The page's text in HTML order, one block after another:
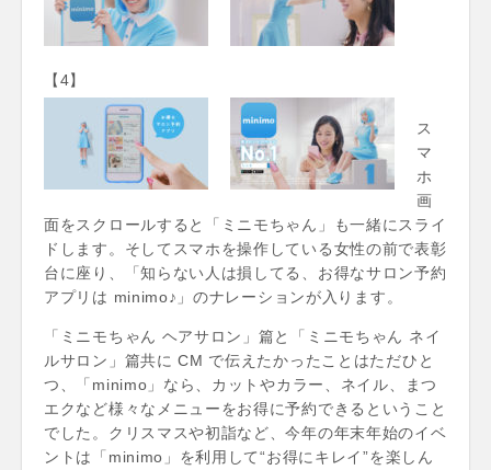
【4】
ス
マ
ホ
画
面をスクロールすると「ミニモちゃん」も一緒にスライ
ドします。そしてスマホを操作している女性の前で表彰
台に座り、「知らない人は損してる、お得なサロン予約
アプリは minimo♪」のナレーションが入ります。
「ミニモちゃん ヘアサロン」篇と「ミニモちゃん ネイ
ルサロン」篇共に CM で伝えたかったことはただひと
つ、「minimo」なら、カットやカラー、ネイル、まつ
エクなど様々なメニューをお得に予約できるということ
でした。クリスマスや初詣など、今年の年末年始のイベ
ントは「minimo」を利用して“お得にキレイ”を楽しん